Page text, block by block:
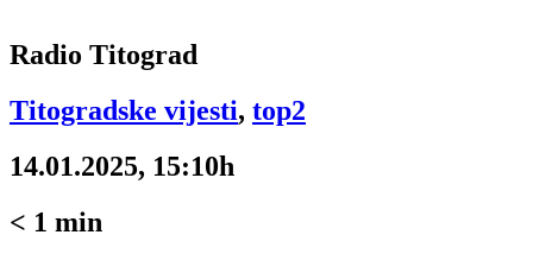
Radio Titograd
Titogradske vijesti, top2
14.01.2025, 15:10h
< 1 min